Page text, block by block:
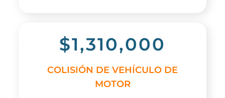
$1,310,000
COLISIÓN DE VEHÍCULO DE
MOTOR